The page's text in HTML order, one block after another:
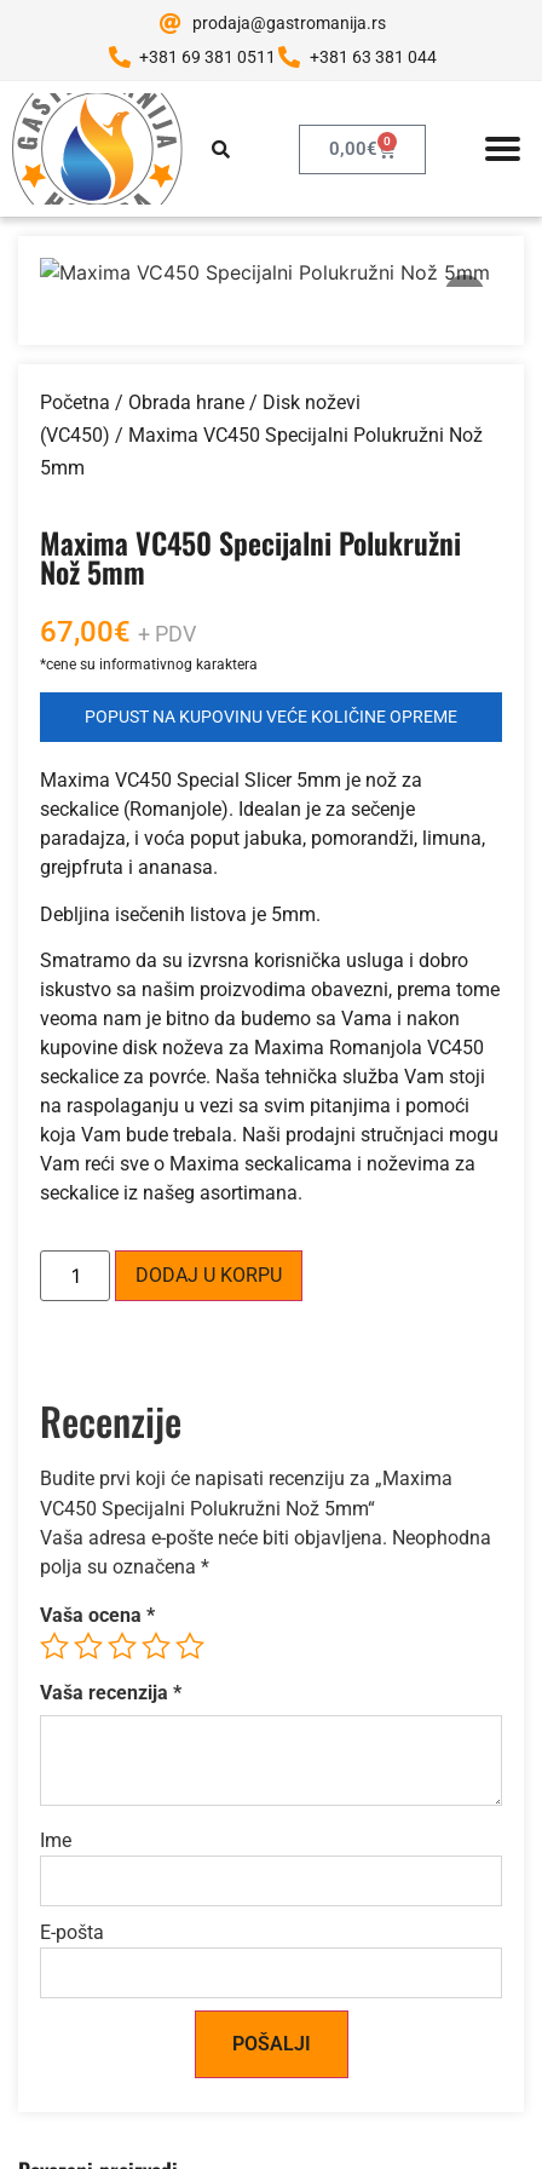
prodaja@gastromanija.rs
+381 69 381 0511
+381 63 381 044
0,00€ 0
Početna / Obrada hrane / Disk noževi
(VC450) / Maxima VC450 Specijalni Polukružni Nož
5mm
Maxima VC450 Specijalni Polukružni
Nož 5mm
67,00€ + PDV
POPUST NA KUPOVINU VEĆE KOLIČINE OPREME
Maxima VC450 Special Slicer 5mm je nož za
seckalice (Romanjole). Idealan je za sečenje
paradajza, i voća poput jabuka, pomorandži, limuna,
grejpfruta i ananasa.
Debljina isečenih listova je 5mm.
Smatramo da su izvrsna korisnička usluga i dobro
iskustvo sa našim proizvodima obavezni, prema tome
veoma nam je bitno da budemo sa Vama i nakon
kupovine disk noževa za Maxima Romanjola VC450
seckalice za povrće. Naša tehnička služba Vam stoji
na raspolaganju u vezi sa svim pitanjima i pomoći
koja Vam bude trebala. Naši prodajni stručnjaci mogu
Vam reći sve o Maxima seckalicama i noževima za
seckalice iz našeg asortimana.
DODAJ U KORPU
Recenzije
Budite prvi koji će napisati recenziju za „Maxima
VC450 Specijalni Polukružni Nož 5mm“
Vaša adresa e-pošte neće biti objavljena. Neophodna
polja su označena *
Vaša ocena *
Vaša recenzija *
Ime
E-pošta